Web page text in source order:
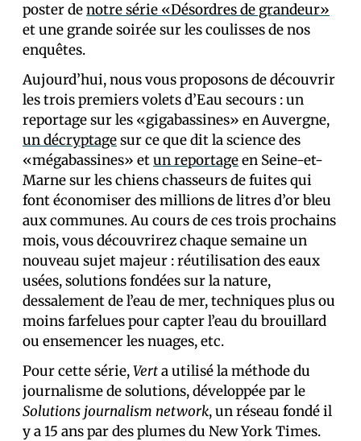
poster denotre série «Désordres de grandeur»
et une grande soirée sur les coulisses de nos
enquêtes.
Aujourd’hui, nous vous proposons de découvrir
les trois premiers volets d’Eau secours : un
reportage sur les «gigabassines» en Auvergne,
un décryptagesur ce que dit la science des
«mégabassines» etun reportageen Seine-et-
Marne sur les chiens chasseurs de fuites qui
font économiser des millions de litres d’or bleu
aux communes. Au cours de ces trois prochains
mois, vous découvrirez chaque semaine un
nouveau sujet majeur : réutilisation des eaux
usées, solutions fondées sur la nature,
dessalement de l’eau de mer, techniques plus ou
moins farfelues pour capter l’eau du brouillard
ou ensemencer les nuages, etc.
Pour cette série,Verta utilisé la méthode du
journalisme de solutions, développée par le
Solutions journalism network, un réseau fondé il
y a 15 ans par des plumes du New York Times.